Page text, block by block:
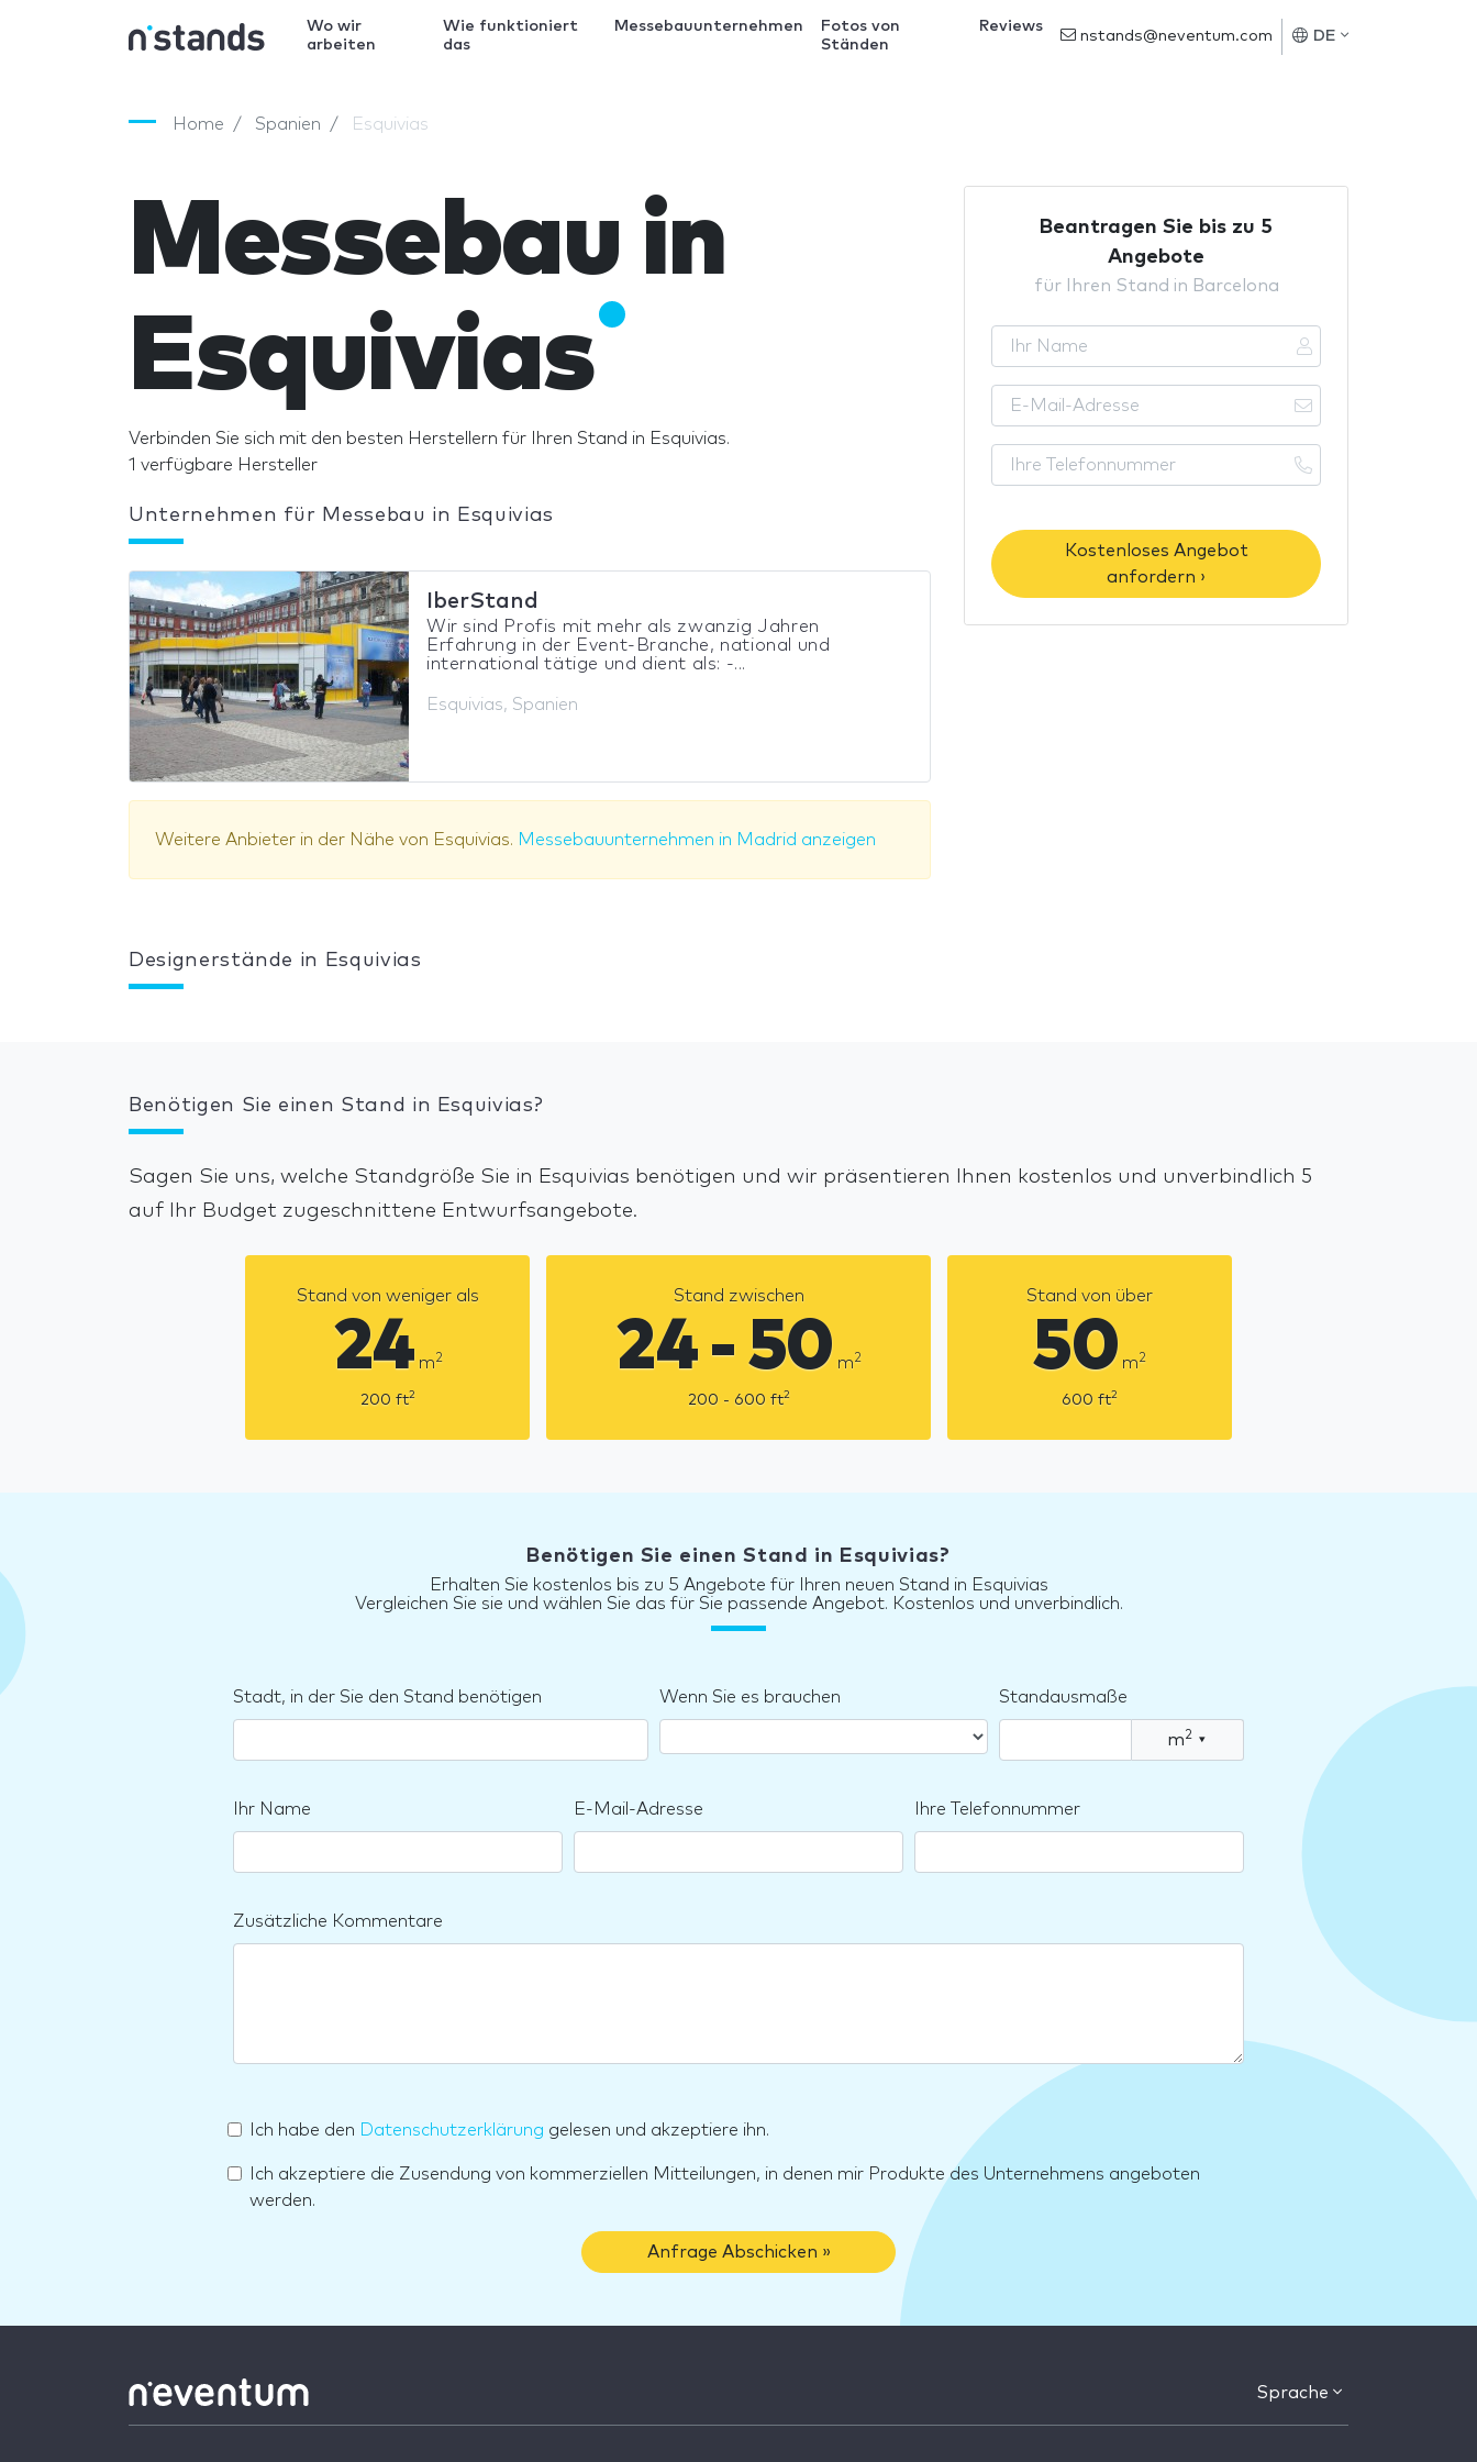
Wo wir
arbeiten
Wie funktioniert
das
Messebauunternehmen
Fotos von
Ständen
Reviews
nstands@neventum.com DE
Home Spanien Esquivias
Messebau in
Esquivias
Verbinden Sie sich mit den besten Herstellern für Ihren Stand in Esquivias.
1 verfügbare Hersteller
Unternehmen für Messebau in Esquivias
IberStand
Wir sind Profis mit mehr als zwanzig Jahren
Erfahrung in der Event-Branche, national und
international tätige und dient als: -...
Esquivias, Spanien
Weitere Anbieter in der Nähe von Esquivias. Messebauunternehmen in Madrid anzeigen
Beantragen Sie bis zu 5
Angebote
für Ihren Stand in Barcelona
Kostenloses Angebot
anfordern ›
Designerstände in Esquivias
Benötigen Sie einen Stand in Esquivias?
Sagen Sie uns, welche Standgröße Sie in Esquivias benötigen und wir präsentieren Ihnen kostenlos und unverbindlich 5
auf Ihr Budget zugeschnittene Entwurfsangebote.
Stand von weniger als
24 m2
200 ft2
Stand zwischen
24 - 50 m2
200 - 600 ft2
Stand von über
50 m2
600 ft2
Benötigen Sie einen Stand in Esquivias?
Erhalten Sie kostenlos bis zu 5 Angebote für Ihren neuen Stand in Esquivias
Vergleichen Sie sie und wählen Sie das für Sie passende Angebot. Kostenlos und unverbindlich.
Stadt, in der Sie den Stand benötigen Wenn Sie es brauchen Standausmaße
m2 ▾
Ihr Name E-Mail-Adresse Ihre Telefonnummer
Zusätzliche Kommentare
Ich habe den Datenschutzerklärung gelesen und akzeptiere ihn.
Ich akzeptiere die Zusendung von kommerziellen Mitteilungen, in denen mir Produkte des Unternehmens angeboten
werden.
Anfrage Abschicken »
Sprache